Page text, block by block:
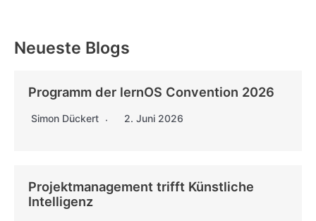
Neueste Blogs
Programm der lernOS Convention 2026
Simon Dückert 2. Juni 2026
Projektmanagement trifft Künstliche
Intelligenz